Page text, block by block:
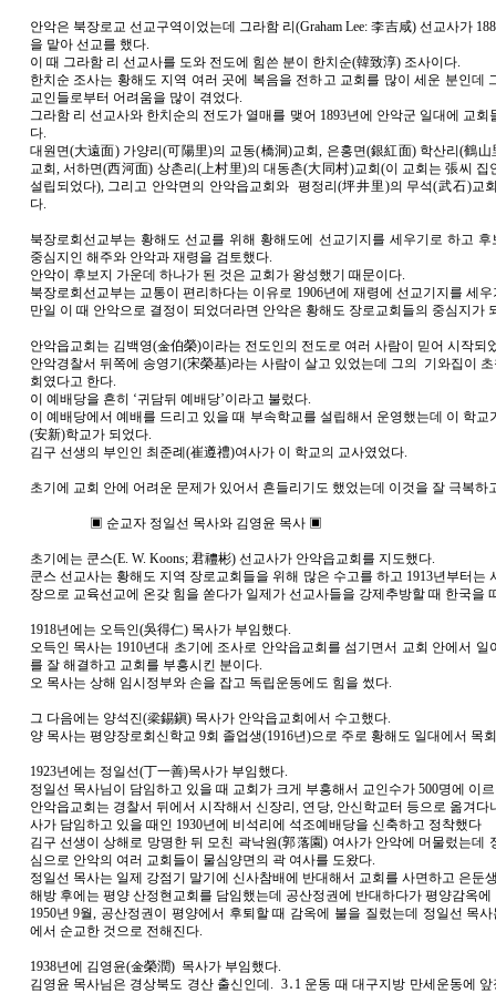
안악은 북장로교 선교구역이었는데 그라함 리(Graham Lee: 李吉咸) 선교사가
을 맡아 선교를 했다.
이 때 그라함 리 선교사를 도와 전도에 힘쓴 분이 한치순(韓致淳) 조사이다.
한치순 조사는 황해도 지역 여러 곳에 복음을 전하고 교회를 많이 세운 분인데
교인들로부터 어려움을 많이 겪었다.
그라함 리 선교사와 한치순의 전도가 열매를 맺어 1893년에 안악군 일대에 교회
다.
대원면(大遠面) 가양리(可陽里)의 교동(橋洞)교회, 은홍면(銀紅面) 학산리(鶴
교회, 서하면(西河面) 상촌리(上村里)의 대동촌(大同村)교회(이 교회는 張씨 집
설립되었다), 그리고 안악면의 안악읍교회와 평정리(坪井里)의 무석(武石)교
다.
북장로회선교부는 황해도 선교를 위해 황해도에 선교기지를 세우기로 하고
중심지인 해주와 안악과 재령을 검토했다.
안악이 후보지 가운데 하나가 된 것은 교회가 왕성했기 때문이다.
북장로회선교부는 교통이 편리하다는 이유로 1906년에 재령에 선교기지를 세
만일 이 때 안악으로 결정이 되었더라면 안악은 황해도 장로교회들의 중심지가
안악읍교회는 김백영(金伯榮)이라는 전도인의 전도로 여러 사람이 믿어 시작되
안악경찰서 뒤쪽에 송영기(宋榮基)라는 사람이 살고 있었는데 그의 기와집이
회였다고 한다.
이 예배당을 흔히 ‘귀담뒤 예배당’이라고 불렀다.
이 예배당에서 예배를 드리고 있을 때 부속학교를 설립해서 운영했는데 이 학교
(安新)학교가 되었다.
김구 선생의 부인인 최준례(崔遵禮)여사가 이 학교의 교사였었다.
초기에 교회 안에 어려운 문제가 있어서 흔들리기도 했었는데 이것을 잘 극복하
▣ 순교자 정일선 목사와 김영윤 목사 ▣
초기에는 쿤스(E. W. Koons; 君禮彬) 선교사가 안악읍교회를 지도했다.
쿤스 선교사는 황해도 지역 장로교회들을 위해 많은 수고를 하고 1913년부터는
장으로 교육선교에 온갖 힘을 쏟다가 일제가 선교사들을 강제추방할 때 한국을
1918년에는 오득인(吳得仁) 목사가 부임했다.
오득인 목사는 1910년대 초기에 조사로 안악읍교회를 섬기면서 교회 안에서 일
를 잘 해결하고 교회를 부흥시킨 분이다.
오 목사는 상해 임시정부와 손을 잡고 독립운동에도 힘을 썼다.
그 다음에는 양석진(梁錫鎭) 목사가 안악읍교회에서 수고했다.
양 목사는 평양장로회신학교 9회 졸업생(1916년)으로 주로 황해도 일대에서 목
1923년에는 정일선(丁一善)목사가 부임했다.
정일선 목사님이 담임하고 있을 때 교회가 크게 부흥해서 교인수가 500명에 이
안악읍교회는 경찰서 뒤에서 시작해서 신장리, 연당, 안신학교터 등으로 옮겨다
사가 담임하고 있을 때인 1930년에 비석리에 석조예배당을 신축하고 정착했다
김구 선생이 상해로 망명한 뒤 모친 곽낙원(郭落園) 여사가 안악에 머물렀는데
심으로 안악의 여러 교회들이 물심양면의 곽 여사를 도왔다.
정일선 목사는 일제 강점기 말기에 신사참배에 반대해서 교회를 사면하고 은둔
해방 후에는 평양 산정현교회를 담임했는데 공산정권에 반대하다가 평양감옥에
1950년 9월, 공산정권이 평양에서 후퇴할 때 감옥에 불을 질렀는데 정일선 목
에서 순교한 것으로 전해진다.
1938년에 김영윤(金榮潤) 목사가 부임했다.
김영윤 목사님은 경상북도 경산 출신인데. 3․1 운동 때 대구지방 만세운동에